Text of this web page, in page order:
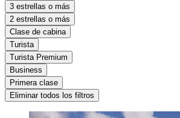
3 estrellas o más
2 estrellas o más
Clase de cabina
Turista
Turista Premium
Business
Primera clase
Eliminar todos los filtros